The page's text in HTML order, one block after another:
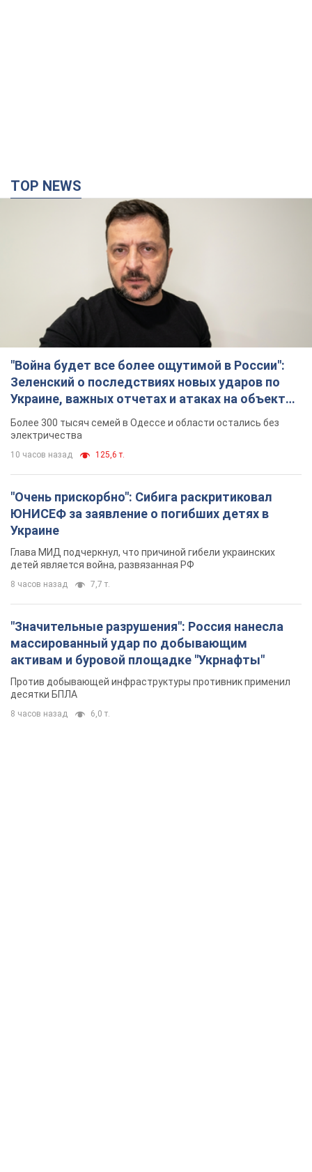
TOP NEWS
"Война будет все более ощутимой в России":
Зеленский о последствиях новых ударов по
Украине, важных отчетах и атаках на объекты
противника. Видео
Более 300 тысяч семей в Одессе и области остались без
электричества
10 часов назад 125,6 т.
"Очень прискорбно": Сибига раскритиковал
ЮНИСЕФ за заявление о погибших детях в
Украине
Глава МИД подчеркнул, что причиной гибели украинских
детей является война, развязанная РФ
8 часов назад 7,7 т.
"Значительные разрушения": Россия нанесла
массированный удар по добывающим
активам и буровой площадке "Укрнафты"
Против добывающей инфраструктуры противник применил
десятки БПЛА
8 часов назад 6,0 т.